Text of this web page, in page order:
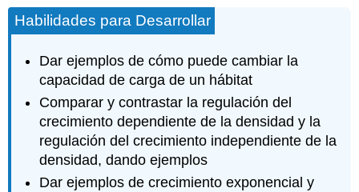
Habilidades para Desarrollar
Dar ejemplos de cómo puede cambiar la
capacidad de carga de un hábitat
Comparar y contrastar la regulación del
crecimiento dependiente de la densidad y la
regulación del crecimiento independiente de la
densidad, dando ejemplos
Dar ejemplos de crecimiento exponencial y